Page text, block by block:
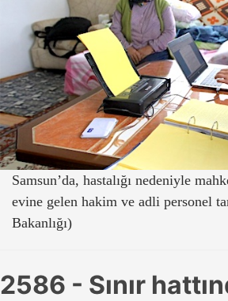
Samsun’da, hastalığı nedeniyle
evine gelen hakim ve adli personel
Bakanlığı)
2586 - Sınır